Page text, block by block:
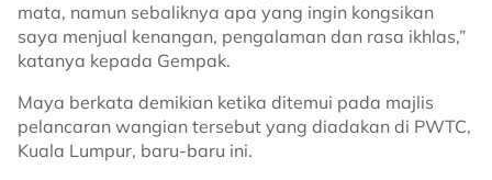
mata, namun sebaliknya apa yang ingin kongsikan
saya menjual kenangan, pengalaman dan rasa ikhlas,”
katanya kepada Gempak.
Maya berkata demikian ketika ditemui pada majlis
pelancaran wangian tersebut yang diadakan di PWTC,
Kuala Lumpur, baru-baru ini.